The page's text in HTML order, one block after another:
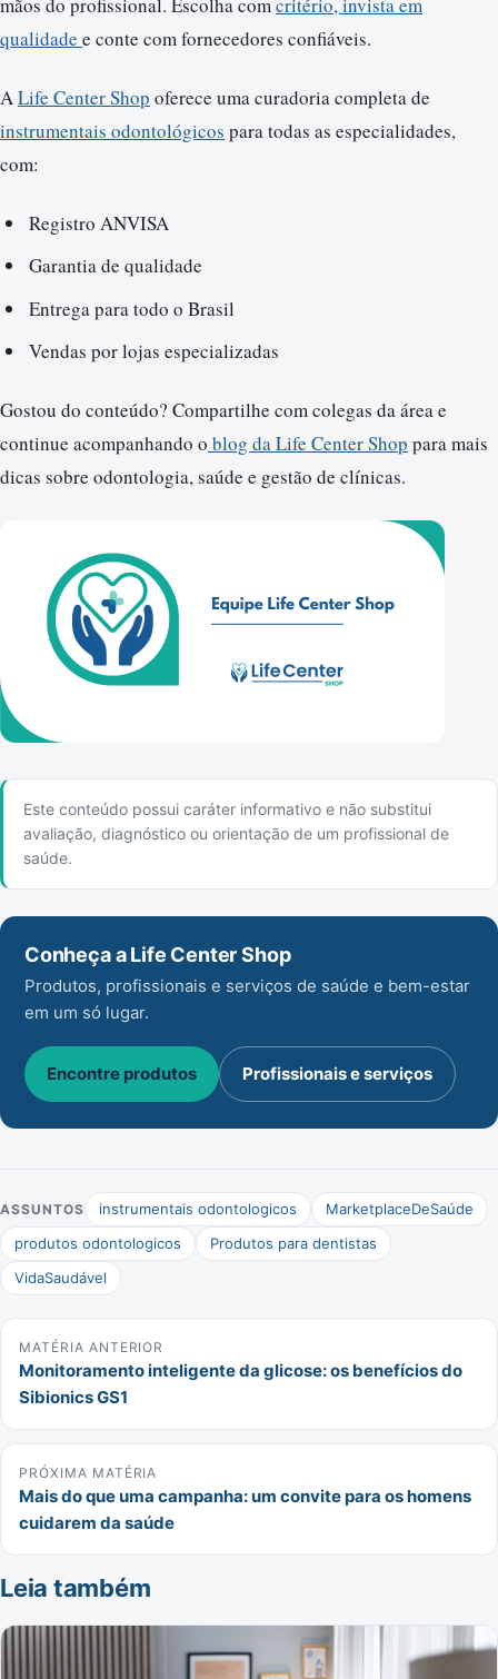
qualidade e conte com fornecedores confiáveis.
ALife Center Shop oferece uma curadoria completa de
instrumentais odontológicos para todas as especialidades,
com:
Registro ANVISA
Garantia de qualidade
Entrega para todo o Brasil
Vendas por lojas especializadas
Gostou do conteúdo? Compartilhe com colegas da área e
continue acompanhando o blog da Life Center Shop para mais
dicas sobre odontologia, saúde e gestão de clínicas.
Este conteúdo possui caráter informativo e não substitui
avaliação, diagnóstico ou orientação de um profissional de
saúde.
Conheça a Life Center Shop
Produtos, profissionais e serviços de saúde e bem-estar
em um só lugar.
Encontre produtos Profissionais e serviços
ASSUNTOS instrumentais odontologicos
MarketplaceDeSaúde
produtos odontologicos
Produtos para dentistas
VidaSaudável
MATÉRIA ANTERIOR
Monitoramento inteligente da glicose: os benefícios do
Sibionics GS1
PRÓXIMA MATÉRIA
Mais do que uma campanha: um convite para os homens
cuidarem da saúde
Leia também